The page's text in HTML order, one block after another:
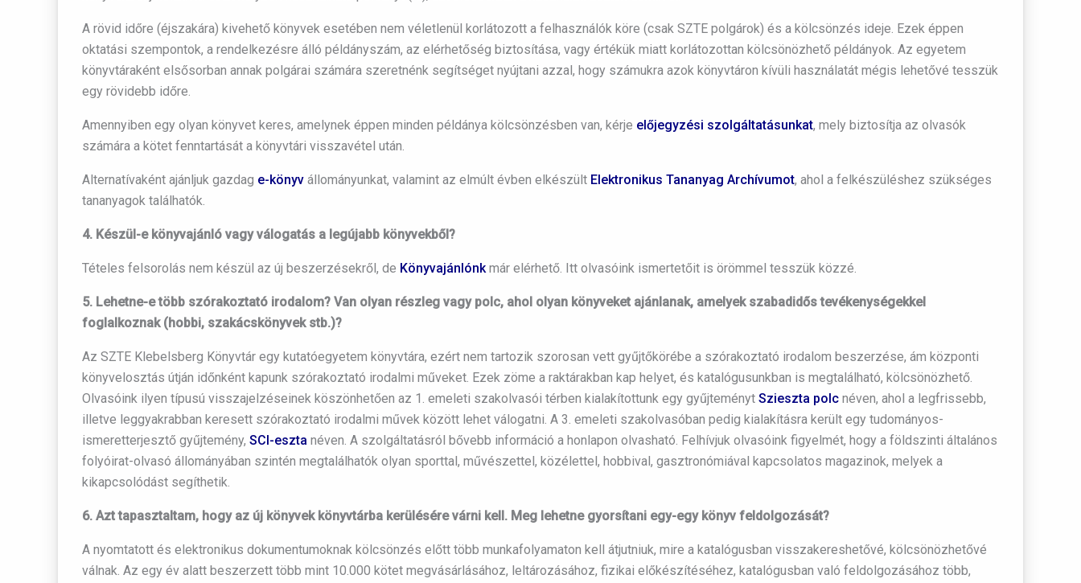
A rövid időre (éjszakára) kivehető könyvek esetében nem véletlenül korlátozott a felhasználók köre (csak SZTE polgárok) és a kölcsönzés ideje. Ezek éppen
oktatási szempontok, a rendelkezésre álló példányszám, az elérhetőség biztosítása, vagy értékük miatt korlátozottan kölcsönözhető példányok. Az egyetem
könyvtáraként elsősorban annak polgárai számára szeretnénk segítséget nyújtani azzal, hogy számukra azok könyvtáron kívüli használatát mégis lehetővé tesszük
egy rövidebb időre.
Amennyiben egy olyan könyvet keres, amelynek éppen minden példánya kölcsönzésben van, kérje előjegyzési szolgáltatásunkat, mely biztosítja az olvasók
számára a kötet fenntartását a könyvtári visszavétel után.
Alternatívaként ajánljuk gazdag e-könyv állományunkat, valamint az elmúlt évben elkészült Elektronikus Tananyag Archívumot, ahol a felkészüléshez szükséges
tananyagok találhatók.
4. Készül-e könyvajánló vagy válogatás a legújabb könyvekből?
Tételes felsorolás nem készül az új beszerzésekről, de Könyvajánlónkmár elérhető. Itt olvasóink ismertetőit is örömmel tesszük közzé.
5. Lehetne-e több szórakoztató irodalom? Van olyan részleg vagy polc, ahol olyan könyveket ajánlanak, amelyek szabadidős tevékenységekkel
foglalkoznak (hobbi, szakácskönyvek stb.)?
Az SZTE Klebelsberg Könyvtár egy kutatóegyetem könyvtára, ezért nem tartozik szorosan vett gyűjtőkörébe a szórakoztató irodalom beszerzése, ám központi
könyvelosztás útján időnként kapunk szórakoztató irodalmi műveket. Ezek zöme a raktárakban kap helyet, és katalógusunkban is megtalálható, kölcsönözhető.
Olvasóink ilyen típusú visszajelzéseinek köszönhetően az 1. emeleti szakolvasói térben kialakítottunk egy gyűjteményt Szieszta polc néven, ahol a legfrissebb,
illetve leggyakrabban keresett szórakoztató irodalmi művek között lehet válogatni. A 3. emeleti szakolvasóban pedig kialakításra került egy tudományos-
ismeretterjesztő gyűjtemény, SCI-eszta néven. A szolgáltatásról bővebb információ a honlapon olvasható. Felhívjuk olvasóink figyelmét, hogy a földszinti általános
folyóirat-olvasó állományában szintén megtalálhatók olyan sporttal, művészettel, közélettel, hobbival, gasztronómiával kapcsolatos magazinok, melyek a
kikapcsolódást segíthetik.
6. Azt tapasztaltam, hogy az új könyvek könyvtárba kerülésére várni kell. Meg lehetne gyorsítani egy-egy könyv feldolgozását?
A nyomtatott és elektronikus dokumentumoknak kölcsönzés előtt több munkafolyamaton kell átjutniuk, mire a katalógusban visszakereshetővé, kölcsönözhetővé
válnak. Az egy év alatt beszerzett több mint 10.000 kötet megvásárlásához, leltározásához, fizikai előkészítéséhez, katalógusban való feldolgozásához több,